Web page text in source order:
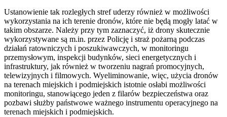
Ustanowienie tak rozległych stref uderzy również w możliwości
wykorzystania na ich terenie dronów, które nie będą mogły latać w
takim obszarze. Należy przy tym zaznaczyć, iż drony skutecznie
wykorzystywane są m.in. przez Policję i straż pożarną podczas
działań ratowniczych i poszukiwawczych, w monitoringu
przemysłowym, inspekcji budynków, sieci energetycznych i
infrastruktury, jak również w tworzeniu nagrań promocyjnych,
telewizyjnych i filmowych. Wyeliminowanie, więc, użycia dronów
na terenach miejskich i podmiejskich istotnie osłabi możliwości
monitoringu, stanowiącego jeden z filarów bezpieczeństwa oraz
pozbawi służby państwowe ważnego instrumentu operacyjnego na
terenach miejskich i podmiejskich.